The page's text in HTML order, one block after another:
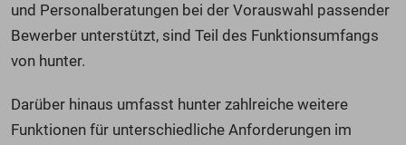
und Personalberatungen bei der Vorauswahl passender
Bewerber unterstützt, sind Teil des Funktionsumfangs
von hunter.
Darüber hinaus umfasst hunter zahlreiche weitere
Funktionen für unterschiedliche Anforderungen im